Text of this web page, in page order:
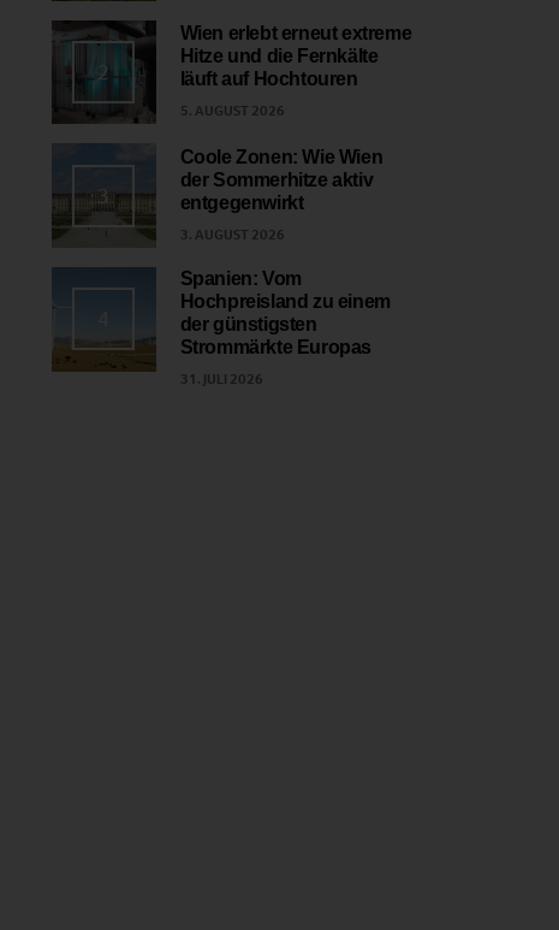
2
Wien erlebt erneut extreme
Hitze und die Fernkälte
läuft auf Hochtouren
5. AUGUST 2026
3
Coole Zonen: Wie Wien
der Sommerhitze aktiv
entgegenwirkt
3. AUGUST 2026
4
Spanien: Vom
Hochpreisland zu einem
der günstigsten
Strommärkte Europas
31. JULI 2026